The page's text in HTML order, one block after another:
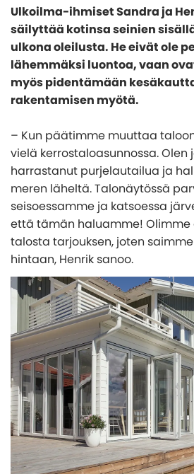
Maksutavat
Asennusapua ammattilaisilta
Eettiset ohjeet - Code of conduct
Tietoja henkilötietojen käsittelystä
Cookies - evästekäytäntö
Tietoa yrityksestämme
Lasiterassipaketit
Suunnittele oma lasiterassipaketti
Verannat
Lasiterassielementit
Lasiterassien katot
Alumiiniset lasiterassipaketit
Lasiterassien lisävarusteet
INSPIRAATIOTA
Tämän takia lasiterassi ja
investointi
Lasiterassi teki kesämökistä
Yksinkertainen lisärakennus antoi
elämää
Erillinen lasiterassi toteutettiin
yhteyteen
Perinteinen, punainen ja
KATEGORIAT
Pergola
Yleiskatsaus - Kasvihuone
Kasvihuone
Myrskynkestävä kasvihuone
Puinen kasvihuone
Kasvihuone muurilla
Orangeria
Tunnelikasvihuone
Pieni kasvihuone / Minikasvihuone
Tietoa kasvihuoneistamme
Inspiration ja vinkkejä
Myrskytakuu kasvihuoneelle
Rakenna kasvihuoneen perustus
Valmistele kasvihuone talvea
KATEGORIAT
Yleiskatsaus -
Mökit
Paviljongit
Leikkimökit
Huvimajat
Lisävarusteet
INSPIRAATIOTA
Puutarhasuunnittelijan parhaat
KATEGORIAT
Pergola
Ulkoaltaat ja Paljut
KATEGORIAT
Paljut
Kylmävesitynnyri
Ulkoaltaiden lisävarusteet
Pergola
KATEGORIAT
Autotalli
Autokatos
Autotallin ovet
Lisävarusteet autotallin oviin
Inspiraatiota
KATEGORIAT
Yleiskatsaus - Inspiraatiota
Monipuolinen kennomuovi
kasvihuoneen materiaalinacomfort
Näin valitset oikean lasiterassin
Yksinkertainen lisärakennus antoi
elämää
8 syytä hankkia lasiterassi
Tämän takia lasiterassi ja
investointi
Mikä kasvihuonemalli sopii juuri
Arkkitehdin vinkit
Asiakaspalvelu
Svenska
Asennusapua
Ulkoilma-ihmiset Sandra ja
säilyttää kotinsa seinien
ulkona oleilusta. He eivät ole
lähemmäksi luontoa, vaan
myös pidentämään
rakentamisen myötä.
– Kun päätimme muuttaa
vielä kerrostaloasunnossa. Olen
harrastanut purjelautailua ja
meren läheltä. Talonäytössä
seisoessamme ja katsoessa
että tämän haluamme!
talosta tarjouksen, joten
hintaan, Henrik sanoo.